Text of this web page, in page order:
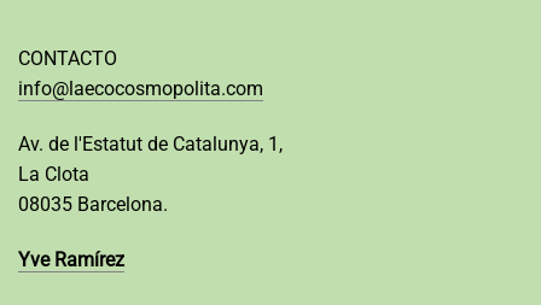
CONTACTO
info@laecocosmopolita.com
Av. de l'Estatut de Catalunya, 1,
La Clota
08035 Barcelona.
Yve Ramírez